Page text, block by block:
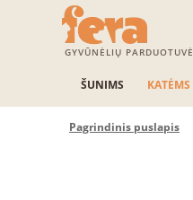
GYVŪNĖLIŲ PARDUOTUVĖ
ŠUNIMS KATĖMS
Pagrindinis puslapis